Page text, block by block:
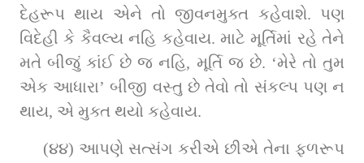
દેહરૂપ થાય એને તો જીવનમુક્ત કહેવાશે. પણ
વિદેહી કે કૈવલ્ય નહિ કહેવાય. માટે મૂર્તિમાં રહે તેને
મતે બીજું કાંઈ છે જ નહિ, મૂર્તિ જ છે. ‘મેરે તો તુમ
એક આધારા’ બીજી વસ્તુ છે તેવો તો સંકલ્પ પણ ન
થાય, એ મુક્ત થયો કહેવાય.
(૪૪) આપણે સત્સંગ કરીએ છીએ તેના ફળરૂપ